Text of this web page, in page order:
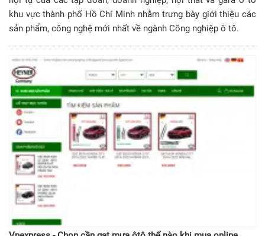
khu vực thành phố Hồ Chí Minh nhằm trưng bày giới thiệu các
sản phẩm, công nghệ mới nhất về ngành Công nghiệp ô tô.